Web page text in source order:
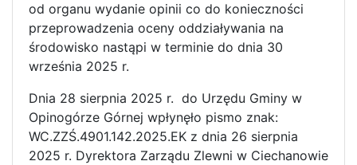
od organu wydanie opinii co do konieczności
przeprowadzenia oceny oddziaływania na
środowisko nastąpi w terminie do dnia 30
września 2025 r.
Dnia 28 sierpnia 2025 r. do Urzędu Gminy w
Opinogórze Górnej wpłynęło pismo znak:
WC.ZZŚ.4901.142.2025.EK z dnia 26 sierpnia
2025 r. Dyrektora Zarządu Zlewni w Ciechanowie